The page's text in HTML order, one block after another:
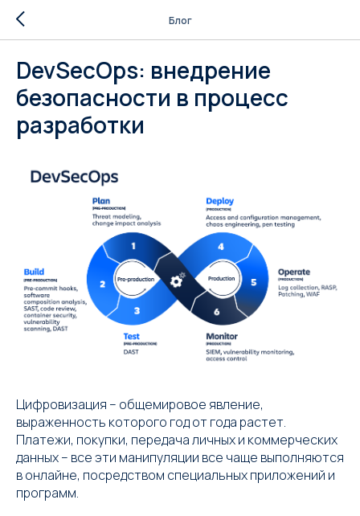
Блог
DevSecOps: внедрение
безопасности в процесс
разработки
Цифровизация – общемировое явление,
выраженность которого год от года растет.
Платежи, покупки, передача личных и коммерческих
данных – все эти манипуляции все чаще выполняются
в онлайне, посредством специальных приложений и
программ.